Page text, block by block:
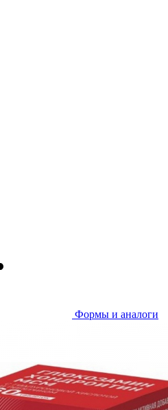
Формы и аналоги